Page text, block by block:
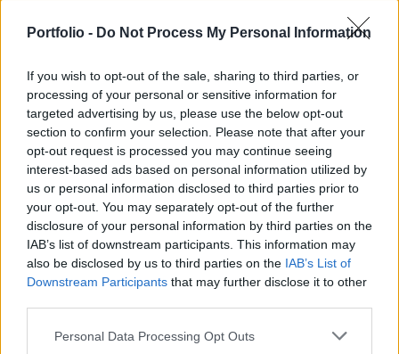
Portfolio - Do Not Process My Personal Information
If you wish to opt-out of the sale, sharing to third parties, or
processing of your personal or sensitive information for
targeted advertising by us, please use the below opt-out
section to confirm your selection. Please note that after your
opt-out request is processed you may continue seeing
interest-based ads based on personal information utilized by
us or personal information disclosed to third parties prior to
your opt-out. You may separately opt-out of the further
disclosure of your personal information by third parties on the
IAB’s list of downstream participants. This information may
also be disclosed by us to third parties on the IAB’s List of
Downstream Participants that may further disclose it to other
Personal Data Processing Opt Outs
Investment Day 2024. Most érdemes jelentkezni!
Miért pont a Trump Media?
Még március végénkerült pontegy 29 hónapig tartó
fúziós folyamat végére, aminek köszönhetően
tőzsdére került Donald Trump közösségi oldalát
üzemeltető cége, a Trump Media. A vállalat a
republikánus elnökjelölt nevével fémjelzett Truth
Social közösségi médiaplatformot működteti, amely
elérésében és a kritikusok elleni fellépésben.